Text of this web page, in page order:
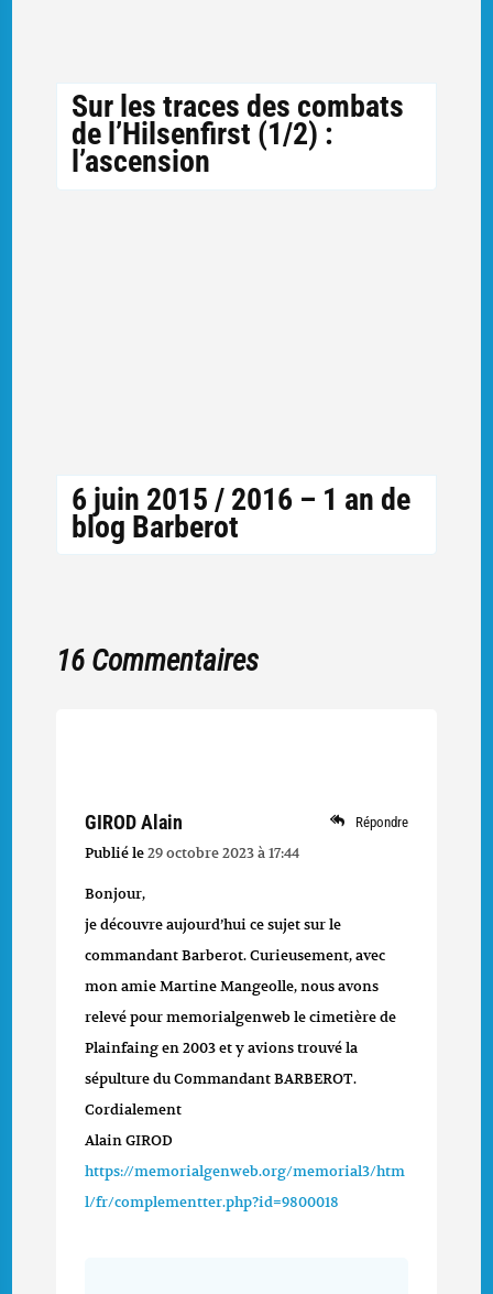
Sur les traces des combats
de l’Hilsenfirst (1/2) :
l’ascension
6 juin 2015 / 2016 – 1 an de
blog Barberot
16 Commentaires
GIROD Alain
Publié le29 octobre 2023 à 17:44
Répondre
Bonjour,
je découvre aujourd’hui ce sujet sur le
commandant Barberot. Curieusement, avec
mon amie Martine Mangeolle, nous avons
relevé pour memorialgenweb le cimetière de
Plainfaing en 2003 et y avions trouvé la
sépulture du Commandant BARBEROT.
Cordialement
Alain GIROD
https://memorialgenweb.org/memorial3/htm
l/fr/complementter.php?id=9800018